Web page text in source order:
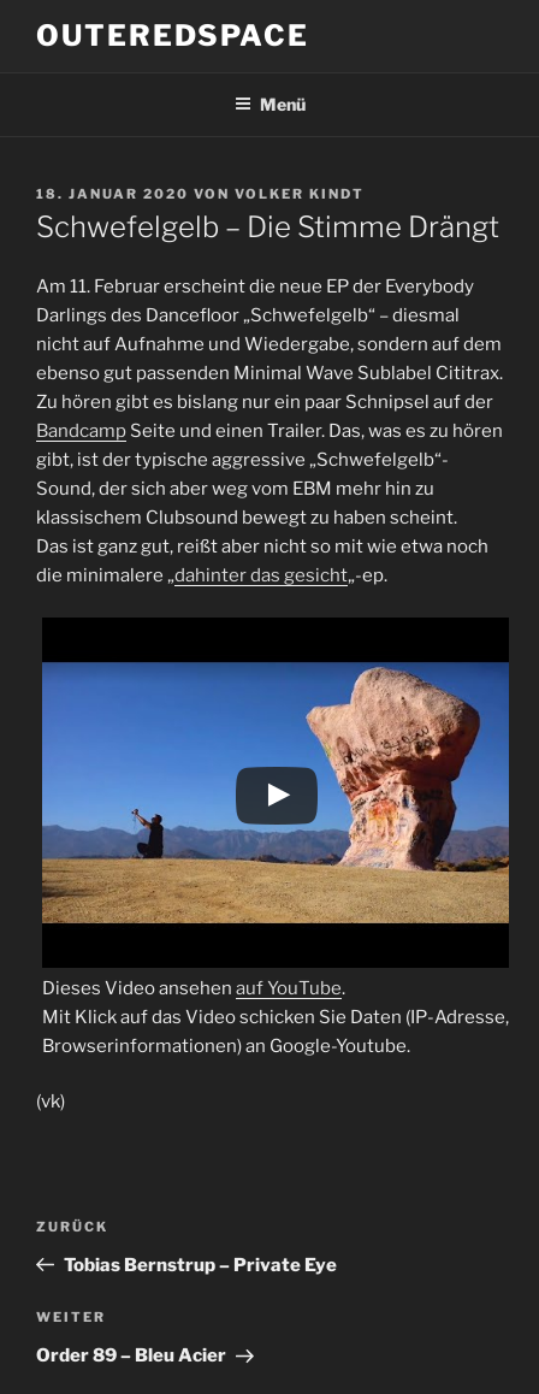
InhaltOUTEREDSPACE
Menü
VERÖFFENTLICHT
AM
18. JANUAR 2020 VON VOLKER KINDT
Schwefelgelb – Die Stimme Drängt
Am 11. Februar erscheint die neue EP der Everybody
Darlings des Dancefloor „Schwefelgelb“ – diesmal
nicht auf Aufnahme und Wiedergabe, sondern auf dem
ebenso gut passenden Minimal Wave Sublabel Cititrax.
Zu hören gibt es bislang nur ein paar Schnipsel auf der
Bandcamp Seite und einen Trailer. Das, was es zu hören
gibt, ist der typische aggressive „Schwefelgelb“-
Sound, der sich aber weg vom EBM mehr hin zu
klassischem Clubsound bewegt zu haben scheint.
Das ist ganz gut, reißt aber nicht so mit wie etwa noch
die minimalere „dahinter das gesicht„-ep.
Dieses Video ansehen auf YouTube.
Mit Klick auf das Video schicken Sie Daten (IP-Adresse,
Browserinformationen) an Google-Youtube.
(vk)
Beitragsnavigation
Vorheriger
Beitrag
ZURÜCK
Tobias Bernstrup – Private Eye
Nächster
Beitrag
WEITER
Order 89 – Bleu Acier